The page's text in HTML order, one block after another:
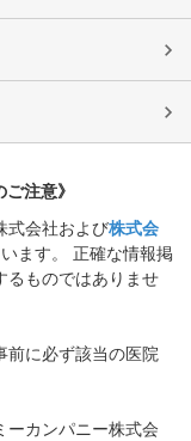
注意》
式会社および株式会
ます。 正確な情報掲
るものではありませ
前に必ず該当の医院
ーカンパニー株式会